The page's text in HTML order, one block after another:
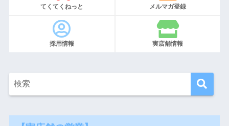
てくてくねっと メルマガ登録
採用情報 実店舗情報